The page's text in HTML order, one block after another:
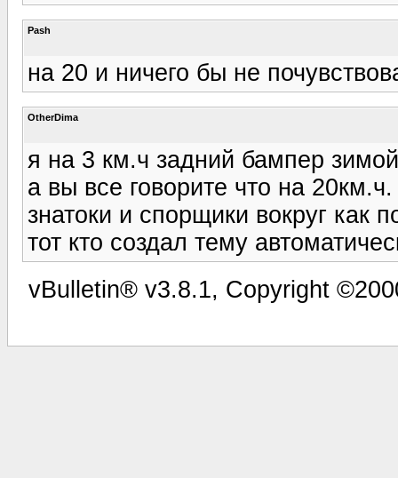
Pash
на 20 и ничего бы не
OtherDima
я на 3 км.ч задний бампер
а вы все говорите что на
знатоки и спорщики вокруг как
тот кто создал тему
vBulletin® v3.8.1, Copyright